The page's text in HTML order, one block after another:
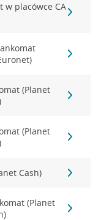
w placówce CA
(Planet
(Planet
Cash)
(Planet